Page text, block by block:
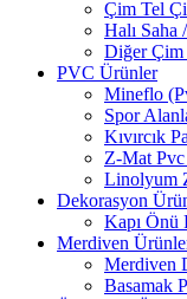
Çim Tel
Halı
Diğer
PVC Ürünler
Mineflo
Spor
Kıvırcık
Z-Mat
Linolyum
Dekorasyon
Kapı Önü
Merdiven
Merdiven
Basamak